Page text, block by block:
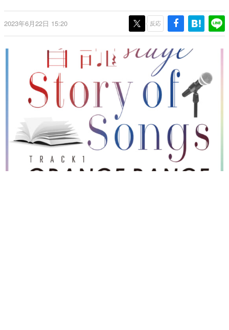
これからのデジタルゲーム市場を担う若きクリエイター達
の姿を追い、彼らのルーツと情熱を探っていきます。
ゲームに多大な影響を受けた作家さんに取材し、ゲームが
日本のコンテンツ産業やカルチャーに与えた影響を探る企
画です。
日本モバイルゲーム産業史
日本のモバイルゲーム史における主要なトピック・タイト
ルを網羅するほか、開発者へのインタビューや識者による
解説を掲載。約20年の歴史が一望できる決定版！
若ゲのいたり〜ゲームクリエイターの青春〜
『うつヌケ』『ペンと箸』等で知られるマンガ家・田中圭
一先生によるゲーム業界レポートマンガです。
なんでゲームは面白い？
2023年6月22日 15:20 反応